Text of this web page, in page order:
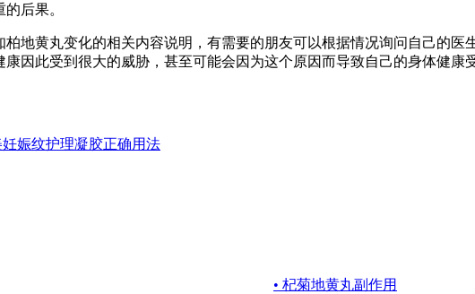
后果。
地黄丸变化的相关内容说明，有需要的朋友可以根据情况询问自己的
因此受到很大的威胁，甚至可能会因为这个原因而导致自己的身体健康
娠纹护理凝胶正确用法
• 杞菊地黄丸副作用